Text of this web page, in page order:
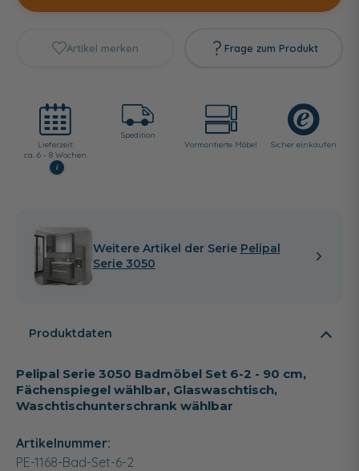
Artikel merken Frage zum Produkt
Lieferzeit:
ca. 6 - 8 Wochen
i
Spedition
Vormontierte Möbel
Sicher einkaufen
Weitere Artikel der Serie Pelipal
Serie 3050
Produktdaten
Pelipal Serie 3050 Badmöbel Set 6-2 - 90 cm,
Fächenspiegel wählbar, Glaswaschtisch,
Waschtischunterschrank wählbar
Artikelnummer:
PE-1168-Bad-Set-6-2